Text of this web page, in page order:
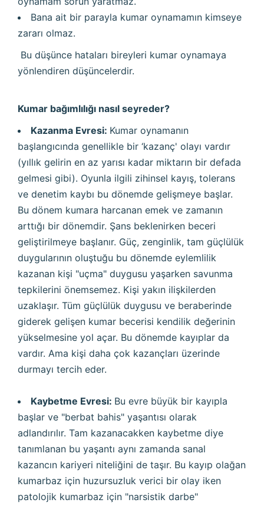
Bana ait bir parayla kumar oynamamın kimseye
zararı olmaz.
Bu düşünce hataları bireyleri kumar oynamaya
yönlendiren düşüncelerdir.
Kumar bağımlılığı nasıl seyreder?
Kazanma Evresi: Kumar oynamanın
başlangıcında genellikle bir ‘kazanç' olayı vardır
(yıllık gelirin en az yarısı kadar miktarın bir defada
gelmesi gibi). Oyunla ilgili zihinsel kayış, tolerans
ve denetim kaybı bu dönemde gelişmeye başlar.
Bu dönem kumara harcanan emek ve zamanın
arttığı bir dönemdir. Şans beklenirken beceri
geliştirilmeye başlanır. Güç, zenginlik, tam güçlülük
duygularının oluştuğu bu dönemde eylemlilik
kazanan kişi "uçma" duygusu yaşarken savunma
tepkilerini önemsemez. Kişi yakın ilişkilerden
uzaklaşır. Tüm güçlülük duygusu ve beraberinde
giderek gelişen kumar becerisi kendilik değerinin
yükselmesine yol açar. Bu dönemde kayıplar da
vardır. Ama kişi daha çok kazançları üzerinde
durmayı tercih eder.
Kaybetme Evresi: Bu evre büyük bir kayıpla
başlar ve "berbat bahis" yaşantısı olarak
adlandırılır. Tam kazanacakken kaybetme diye
tanımlanan bu yaşantı aynı zamanda sanal
kazancın kariyeri niteliğini de taşır. Bu kayıp olağan
kumarbaz için huzursuzluk verici bir olay iken
patolojik kumarbaz için "narsistik darbe"